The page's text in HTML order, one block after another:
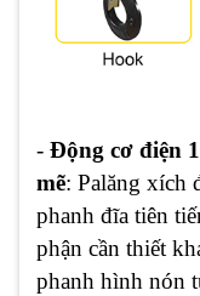
- Động cơ điện
mẽ: Palăng xích
phanh đĩa tiên
phận cần thiết
phanh hình nón